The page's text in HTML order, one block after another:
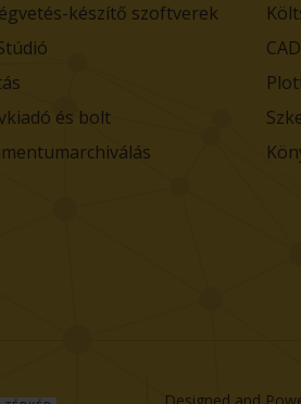
készítő szoftverek
és bolt